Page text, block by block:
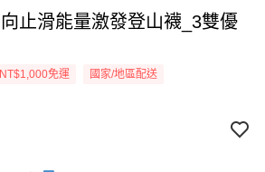
向止滑能量激發登山襪_3雙優
免運 國家/地區配送